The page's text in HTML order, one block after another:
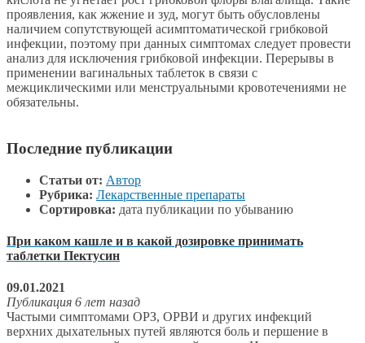
проявления, как жжение и зуд, могут быть обусловлены
наличием сопутствующей асимптоматической грибковой
инфекции, поэтому при данных симптомах следует провести
анализ для исключения грибковой инфекции. Перерывы в
применении вагинальных таблеток в связи с
межциклическими или менструальными кровотечениями не
обязательны.
Последние публикации
Статьи от: Автор
Рубрика: Лекарственные препараты
Сортировка: дата публикации по убыванию
При каком кашле и в какой дозировке принимать
таблетки Пектусин
09.01.2021
Публикация 6 лет назад
Частыми симптомами ОРЗ, ОРВИ и других инфекций
верхних дыхательных путей являются боль и першение в